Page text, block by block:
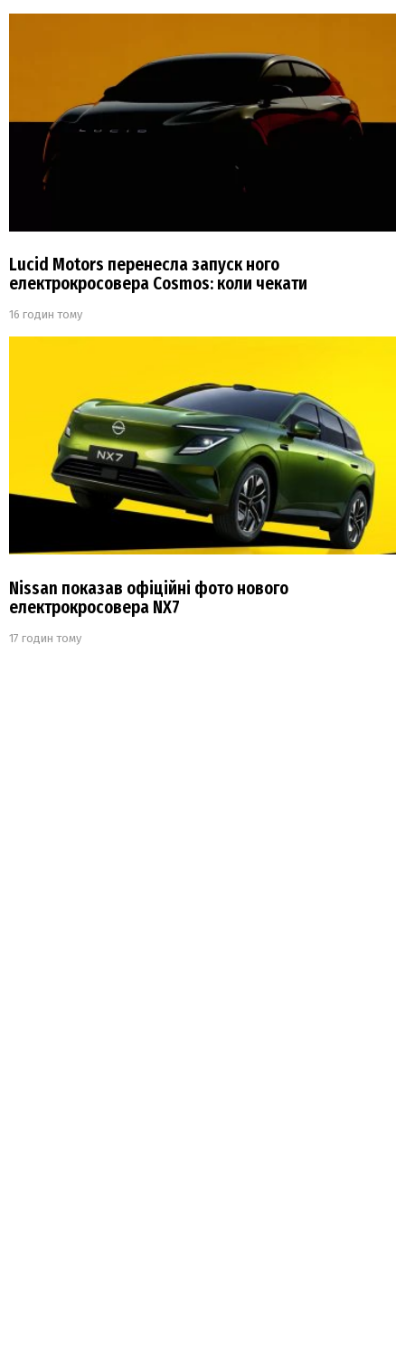
Lucid Motors перенесла запуск ного
електрокросовера Cosmos: коли чекати
16 годин тому
Nissan показав офіційні фото нового
електрокросовера NX7
17 годин тому